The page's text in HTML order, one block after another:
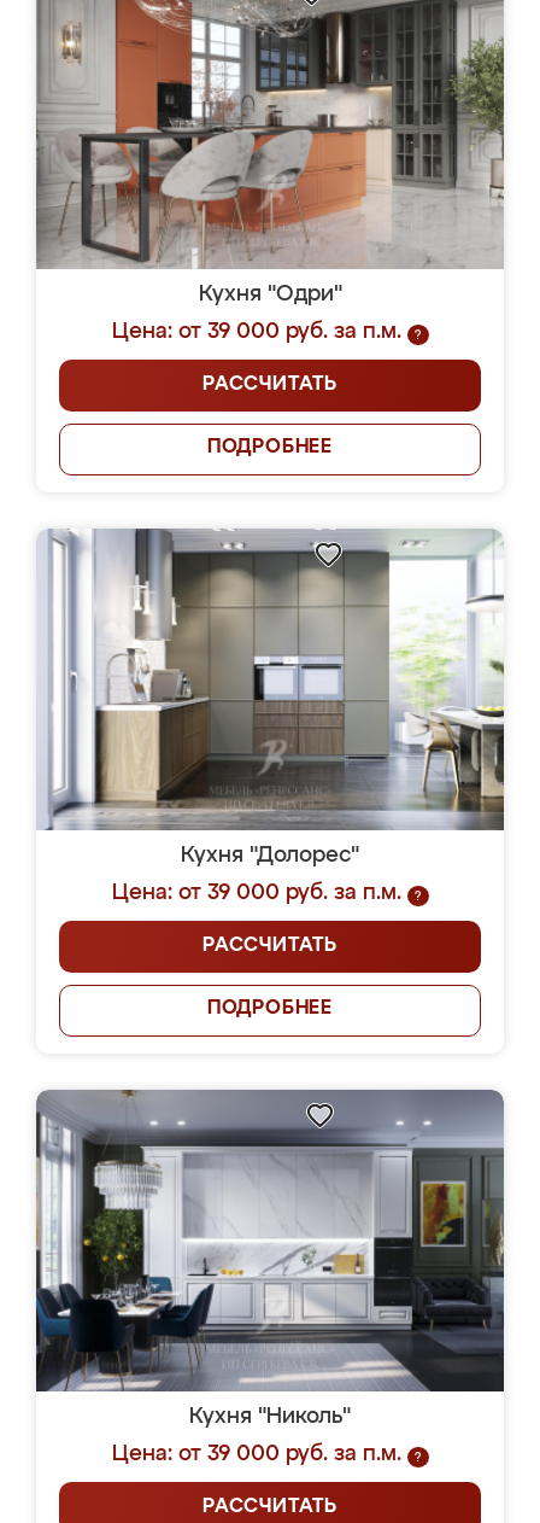
Кухня "Одри"
Цена: от 39 000 руб. за п.м.
?
РАССЧИТАТЬ
ПОДРОБНЕЕ
Кухня "Долорес"
Цена: от 39 000 руб. за п.м.
?
РАССЧИТАТЬ
ПОДРОБНЕЕ
Кухня "Николь"
Цена: от 39 000 руб. за п.м.
?
РАССЧИТАТЬ